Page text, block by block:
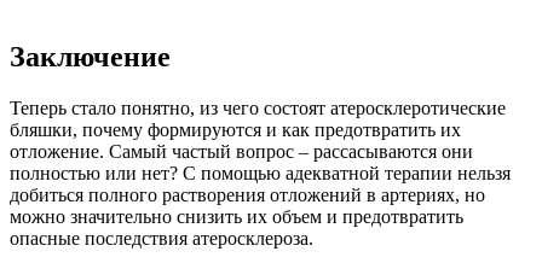
Заключение
Теперь стало понятно, из чего состоят атеросклеротические
бляшки, почему формируются и как предотвратить их
отложение. Самый частый вопрос – рассасываются они
полностью или нет? С помощью адекватной терапии нельзя
добиться полного растворения отложений в артериях, но
можно значительно снизить их объем и предотвратить
опасные последствия атеросклероза.